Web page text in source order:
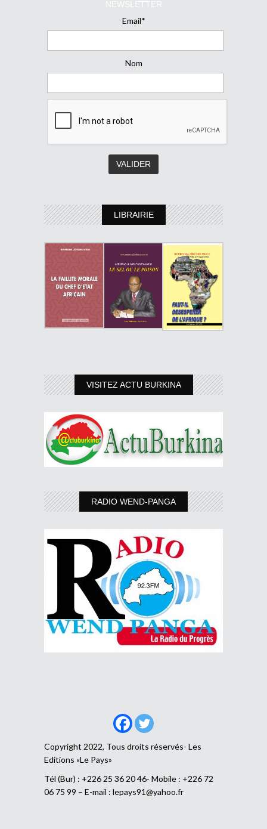
NEWSLETTER
Email*
Nom
LIBRAIRIE
VISITEZ ACTU BURKINA
RADIO WEND-PANGA
Copyright 2022, Tous droits réservés- Les
Editions «Le Pays»
Tél (Bur) : +226 25 36 20 46- Mobile : +226 72
06 75 99 – E-mail : lepays91@yahoo.fr